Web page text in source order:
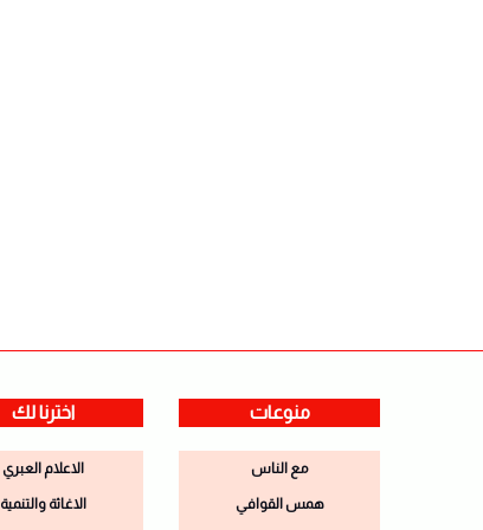
منوعات
مع الناس
همس القوافي
اخترنا لك
الاعلام العبري
الاغاثة والتنمية